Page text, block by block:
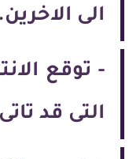
الى الاخرين.
- توقع
التى قد